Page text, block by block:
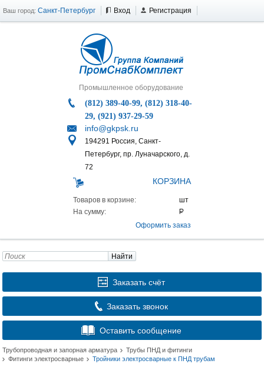
Ваш город: Санкт-Петербург Вход Регистрация
Промышленное оборудование
(812) 389-40-99, (812) 318-40-
29, (921) 937-29-59
info@gkpsk.ru
194291 Россия, Санкт-
Петербург, пр. Луначарского, д.
72
КОРЗИНА
Товаров в корзине:
На сумму:
Оформить заказ
Найти
Заказать счёт
Заказать звонок
Оставить сообщение
Трубопроводная и запорная арматура
Трубы ПНД и фитинги
Фитинги электросварные
Тройники электросварные к ПНД трубам